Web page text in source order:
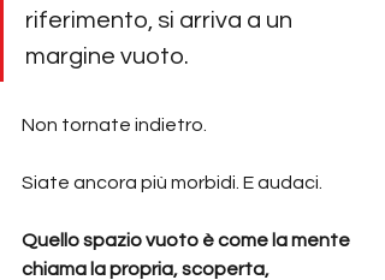
riferimento, si arriva a un
margine vuoto.
Non tornate indietro.
Siate ancora più morbidi. E audaci.
Quello spazio vuoto è come la mente
chiama la propria, scoperta,